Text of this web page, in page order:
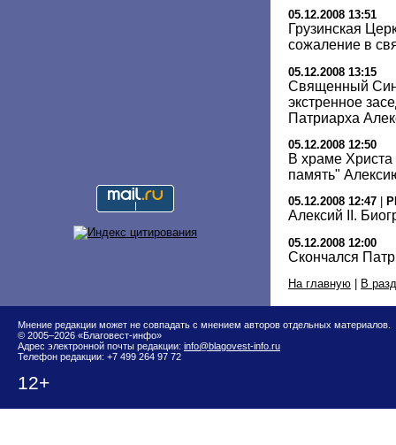
05.12.2008 13:51
Грузинская
сожаление в
05.12.2008 13:15
Священный
экстренное
Патриарха
05.12.2008 12:50
В храме
память"
05.12.2008 12:47
Алексий II.
05.12.2008 12:00
Скончался
На главную В
Мнение редакции может не совпадать с мнением авторов отдельных материалов.
© 2005–2026 «Благовест-инфо»
Адрес электронной почты редакции: info@blagovest-info.ru
Телефон редакции: +7 499 264 97 72
12+